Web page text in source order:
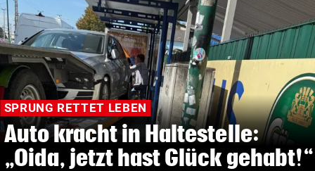
SPRUNG RETTET LEBEN
Auto kracht in Haltestelle:
„Oida, jetzt hast Glück gehabt!“